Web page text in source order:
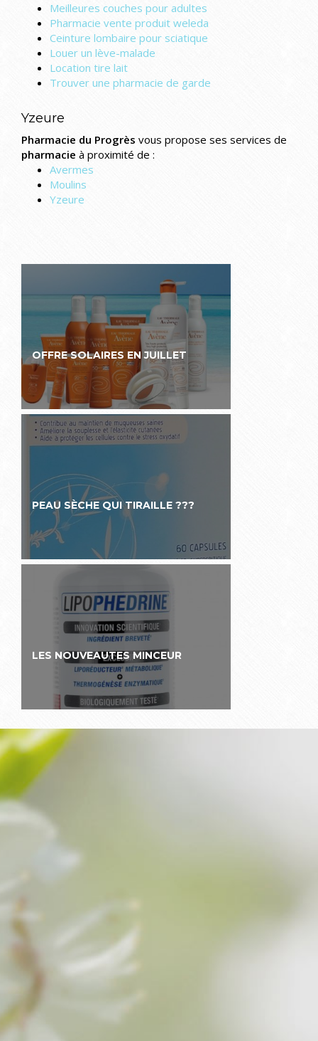
Meilleures couches pour adultes
Pharmacie vente produit weleda
Ceinture lombaire pour sciatique
Louer un lève-malade
Location tire lait
Trouver une pharmacie de garde
Yzeure
Pharmacie du Progrès vous propose ses services de
pharmacie à proximité de :
Avermes
Moulins
Yzeure
OFFRE SOLAIRES EN JUILLET
PEAU SÈCHE QUI TIRAILLE ???
LES NOUVEAUTES MINCEUR